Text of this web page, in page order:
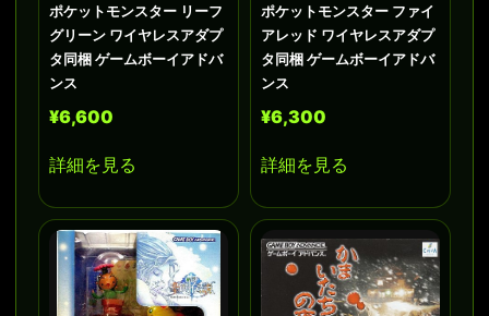
ポケットモンスター リーフ
グリーン ワイヤレスアダプ
タ同梱 ゲームボーイアドバ
ンス
¥6,600
詳細を見る
ポケットモンスター ファイ
アレッド ワイヤレスアダプ
タ同梱 ゲームボーイアドバ
ンス
¥6,300
詳細を見る